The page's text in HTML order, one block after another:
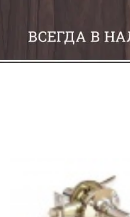
Задвижки
Замки